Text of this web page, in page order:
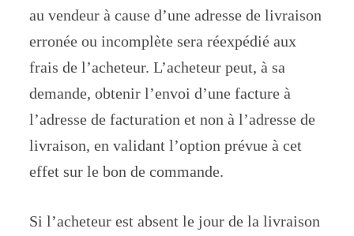
au vendeur à cause d’une adresse de livraison
erronée ou incomplète sera réexpédié aux
frais de l’acheteur. L’acheteur peut, à sa
demande, obtenir l’envoi d’une facture à
l’adresse de facturation et non à l’adresse de
livraison, en validant l’option prévue à cet
effet sur le bon de commande.
Si l’acheteur est absent le jour de la livraison